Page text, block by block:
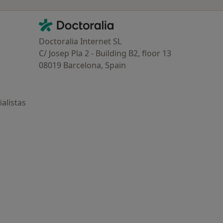
Contacto
Doctoralia - Página de inicio
Doctoralia Internet SL
C/ Josep Pla 2 - Building B2, floor 13
08019 Barcelona, Spain